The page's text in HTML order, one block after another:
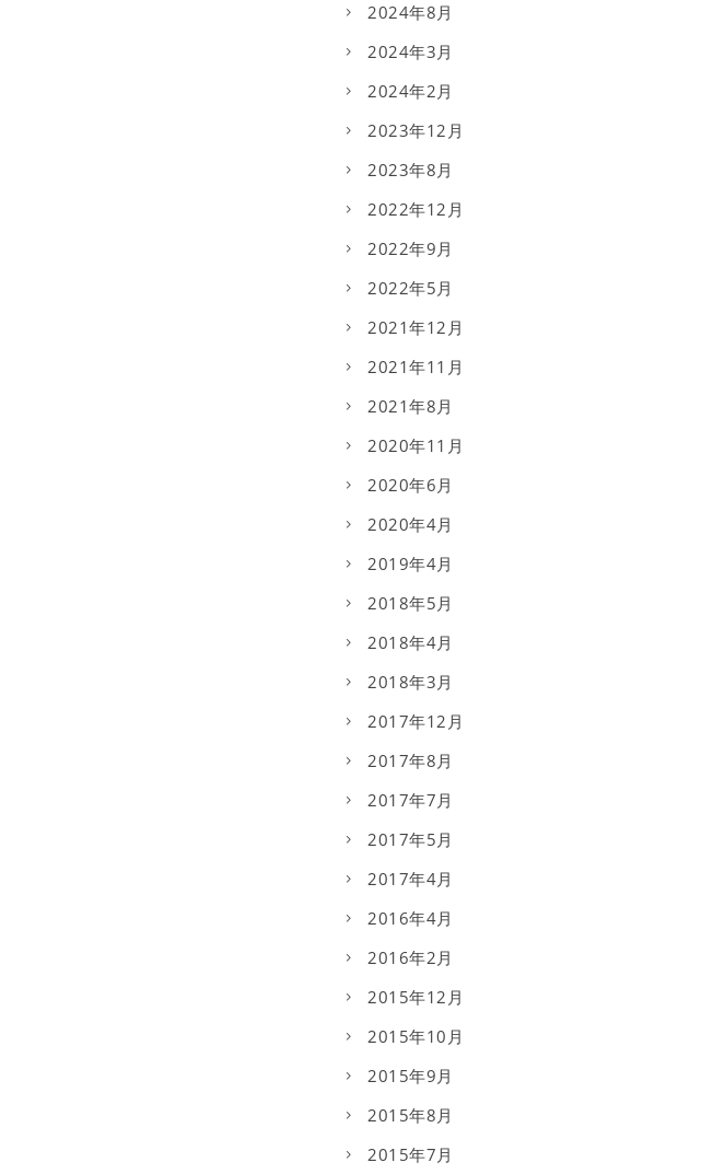
2024年8月
2024年3月
2024年2月
2023年12月
2023年8月
2022年12月
2022年9月
2022年5月
2021年12月
2021年11月
2021年8月
2020年11月
2020年6月
2020年4月
2019年4月
2018年5月
2018年4月
2018年3月
2017年12月
2017年8月
2017年7月
2017年5月
2017年4月
2016年4月
2016年2月
2015年12月
2015年10月
2015年9月
2015年8月
2015年7月